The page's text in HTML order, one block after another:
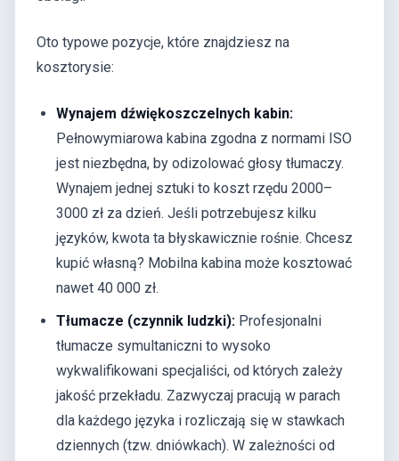
Oto typowe pozycje, które znajdziesz na
kosztorysie:
Wynajem dźwiękoszczelnych kabin:
Pełnowymiarowa kabina zgodna z normami ISO
jest niezbędna, by odizolować głosy tłumaczy.
Wynajem jednej sztuki to koszt rzędu 2000–
3000 zł za dzień. Jeśli potrzebujesz kilku
języków, kwota ta błyskawicznie rośnie. Chcesz
kupić własną? Mobilna kabina może kosztować
nawet 40 000 zł.
Tłumacze (czynnik ludzki): Profesjonalni
tłumacze symultaniczni to wysoko
wykwalifikowani specjaliści, od których zależy
jakość przekładu. Zazwyczaj pracują w parach
dla każdego języka i rozliczają się w stawkach
dziennych (tzw. dniówkach). W zależności od